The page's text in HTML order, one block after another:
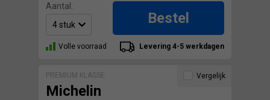
Aantal:
Bestel
Volle voorraad Levering 4-5 werkdagen
PREMIUM KLASSE
Michelin
Vergelijk